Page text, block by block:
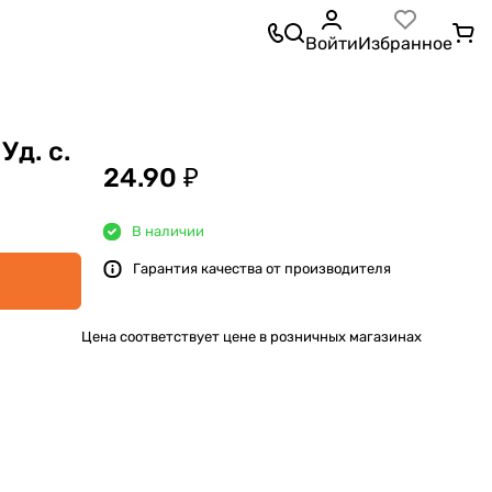
ВойтиИзбранное
с.
24.90 ₽
В наличии
Гарантия качества от производителя
Цена соответствует цене в розничных магазинах